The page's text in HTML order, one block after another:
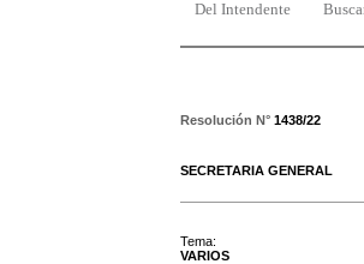
Del Intendente
Resolución N° 1438/22
SECRETARIA GENERAL
Tema:
VARIOS